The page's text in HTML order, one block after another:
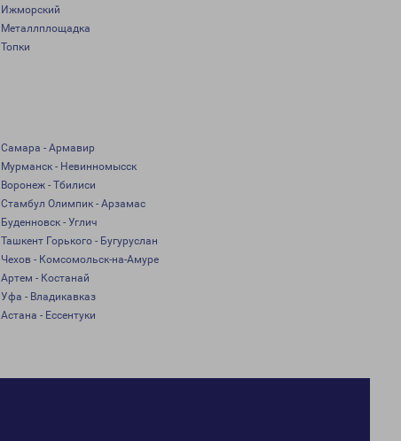
Ижморский
Металлплощадка
Топки
Самара - Армавир
Мурманск - Невинномысск
Воронеж - Тбилиси
Стамбул Олимпик - Арзамас
Буденновск - Углич
Ташкент Горького - Бугуруслан
Чехов - Комсомольск-на-Амуре
Артем - Костанай
Уфа - Владикавказ
Астана - Ессентуки